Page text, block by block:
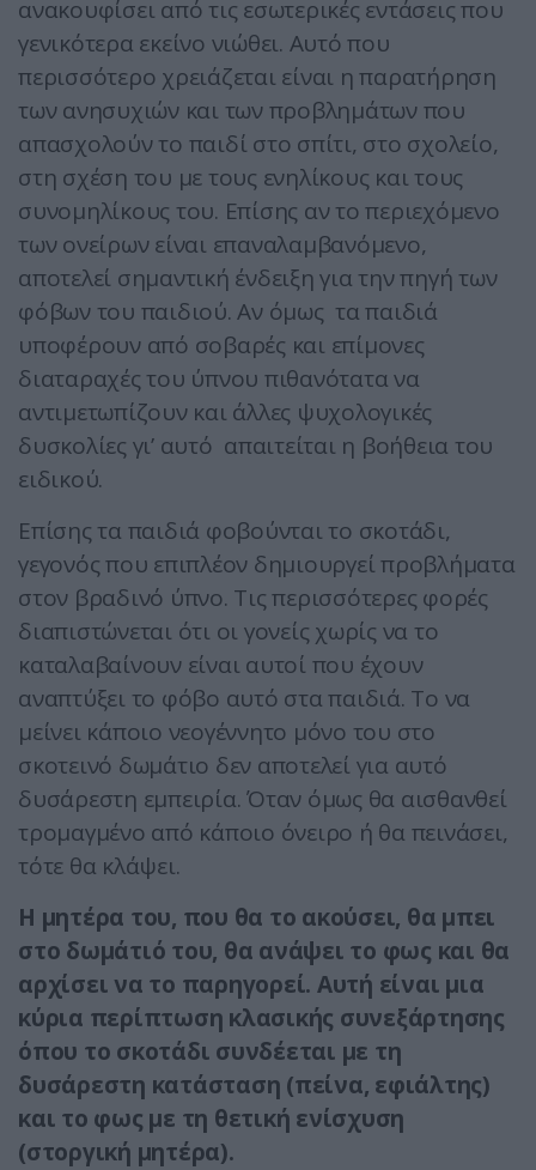
ανακουφίσει από τις εσωτερικές εντάσεις που
γενικότερα εκείνο νιώθει. Αυτό που
περισσότερο χρειάζεται είναι η παρατήρηση
των ανησυχιών και των προβλημάτων που
απασχολούν το παιδί στο σπίτι, στο σχολείο,
στη σχέση του με τους ενηλίκους και τους
συνομηλίκους του. Επίσης αν το περιεχόμενο
των ονείρων είναι επαναλαμβανόμενο,
αποτελεί σημαντική ένδειξη για την πηγή των
φόβων του παιδιού. Αν όμως τα παιδιά
υποφέρουν από σοβαρές και επίμονες
διαταραχές του ύπνου πιθανότατα να
αντιμετωπίζουν και άλλες ψυχολογικές
δυσκολίες γι’ αυτό απαιτείται η βοήθεια του
ειδικού.
Επίσης τα παιδιά φοβούνται το σκοτάδι,
γεγονός που επιπλέον δημιουργεί προβλήματα
στον βραδινό ύπνο. Τις περισσότερες φορές
διαπιστώνεται ότι οι γονείς χωρίς να το
καταλαβαίνουν είναι αυτοί που έχουν
αναπτύξει το φόβο αυτό στα παιδιά. Το να
μείνει κάποιο νεογέννητο μόνο του στο
σκοτεινό δωμάτιο δεν αποτελεί για αυτό
δυσάρεστη εμπειρία. Όταν όμως θα αισθανθεί
τρομαγμένο από κάποιο όνειρο ή θα πεινάσει,
τότε θα κλάψει.
Η μητέρα του, που θα το ακούσει, θα μπει
στο δωμάτιό του, θα ανάψει το φως και θα
αρχίσει να το παρηγορεί. Αυτή είναι μια
κύρια περίπτωση κλασικής συνεξάρτησης
όπου το σκοτάδι συνδέεται με τη
δυσάρεστη κατάσταση (πείνα, εφιάλτης)
και το φως με τη θετική ενίσχυση
(στοργική μητέρα).